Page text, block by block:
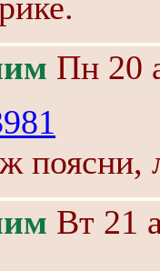
Пн 20
поясни,
Вт 21